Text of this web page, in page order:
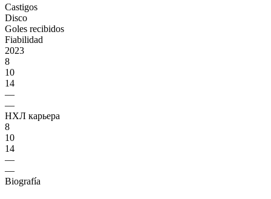
Castigos
Disco
Goles recibidos
Fiabilidad
2023
8
10
14
—
—
НХЛ карьера
8
10
14
—
—
Biografía